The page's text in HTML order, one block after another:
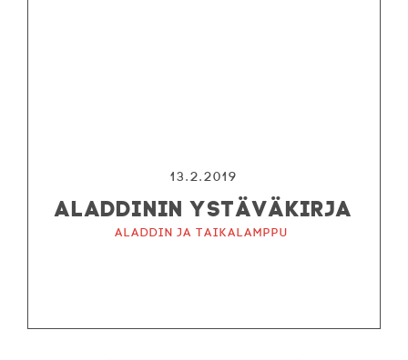
13.2.2019
ALADDININ YSTÄVÄKIRJA
Aladdin ja taikalamppu